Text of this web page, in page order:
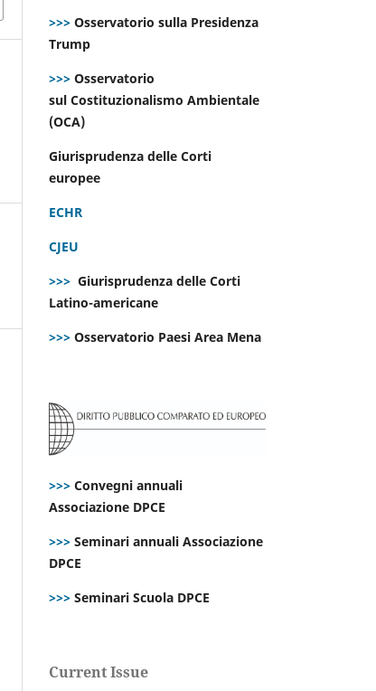
>>> Osservatorio sulla Presidenza
Trump
>>> Osservatorio
sul Costituzionalismo Ambientale
(OCA)
Giurisprudenza delle Corti
europee
ECHR
CJEU
>>> Giurisprudenza delle Corti
Latino-americane
>>> Osservatorio Paesi Area Mena
>>> Convegni annuali
Associazione DPCE
>>> Seminari annuali Associazione
DPCE
>>> Seminari Scuola DPCE
Current Issue